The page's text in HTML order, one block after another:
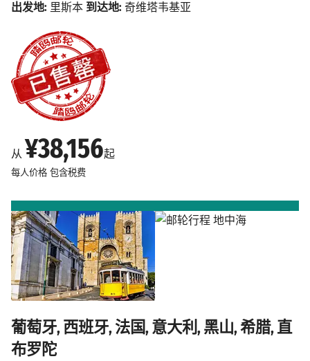
从 ¥38,156起
每人价格 包含税费
出发地: 里斯本 到达地: 奇维塔韦基亚
葡萄牙, 西班牙, 法国, 意大利, 黑山, 希腊, 直
布罗陀